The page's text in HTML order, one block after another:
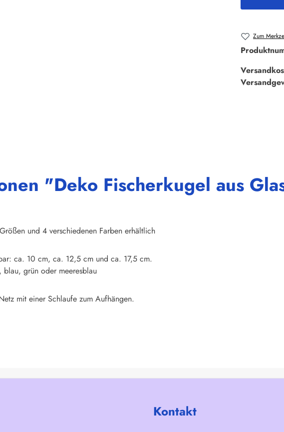
Zum
"Deko Fischerkugel aus
und 4 verschiedenen Farben erhältlich
ca. 10 cm, ca. 12,5 cm und ca. 17,5 cm.
blau, grün oder meeresblau
mit einer Schlaufe zum Aufhängen.
Kontakt